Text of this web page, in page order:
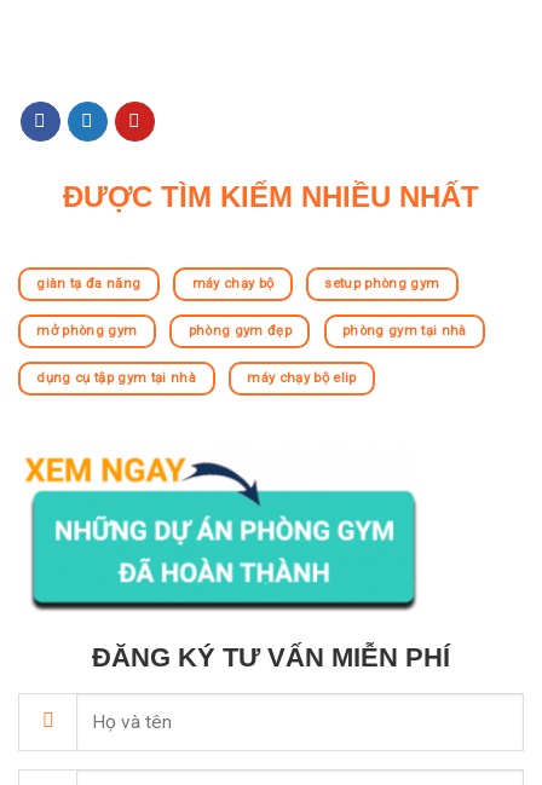
ĐƯỢC TÌM KIẾM NHIỀU NHẤT
giàn tạ đa năng máy chạy bộ setup phòng gym
mở phòng gym phòng gym đẹp phòng gym tại nhà
dụng cụ tập gym tại nhà máy chạy bộ elip
ĐĂNG KÝ TƯ VẤN MIỄN PHÍ